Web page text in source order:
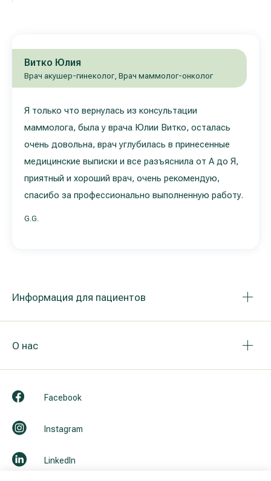
Витко Юлия
Врач акушер-гинеколог, Врач маммолог-онколог
Я только что вернулась из консультации
маммолога, была у врача Юлии Витко, осталась
очень довольна, врач углубилась в принесенные
медицинские выписки и все разъяснила от А до Я,
приятный и хороший врач, очень рекомендую,
спасибо за профессионально выполненную работу.
G.G.
Информация для пациентов
О нас
Facebook
Instagram
LinkedIn